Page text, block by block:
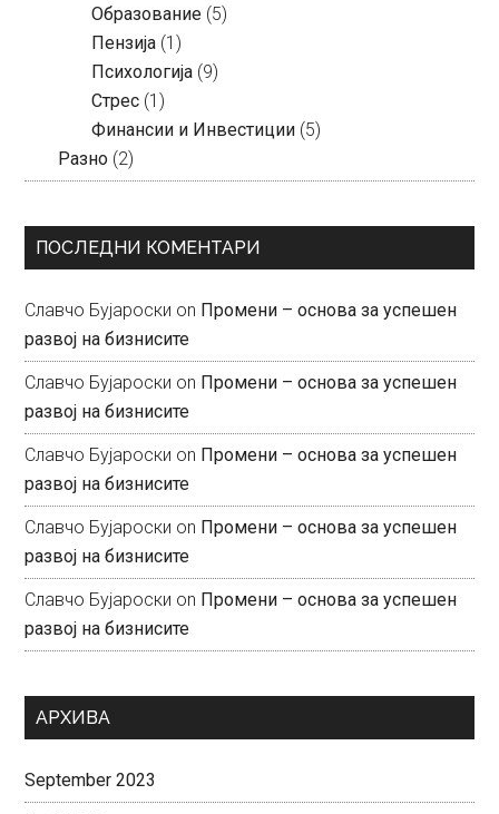
Образование (5)
Пензија (1)
Психологија (9)
Стрес (1)
Финансии и Инвестиции (5)
Разно (2)
ПОСЛЕДНИ КОМЕНТАРИ
Славчо Бујароски on Промени – основа за успешен
развој на бизнисите
Славчо Бујароски on Промени – основа за успешен
развој на бизнисите
Славчо Бујароски on Промени – основа за успешен
развој на бизнисите
Славчо Бујароски on Промени – основа за успешен
развој на бизнисите
Славчо Бујароски on Промени – основа за успешен
развој на бизнисите
АРХИВА
September 2023